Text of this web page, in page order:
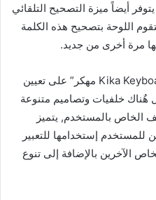
أيضاً ميزة التصحيح التلقائي
اللوحة بتصحيح هذه الكلمة
مرة أخرى من جديد.
لن يقتصر “تطبيق لوحة مفاتيح Kika Keyboard مهكر” على تعيين
هٌناك خلفيات وتصاميم متنوعة
الخاص بالمستخدم, يتميز
إستخدامها للتعبير
الآخرين بالإضافة إلى تنوع